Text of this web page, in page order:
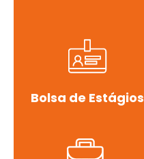
Bolsa de Estágios